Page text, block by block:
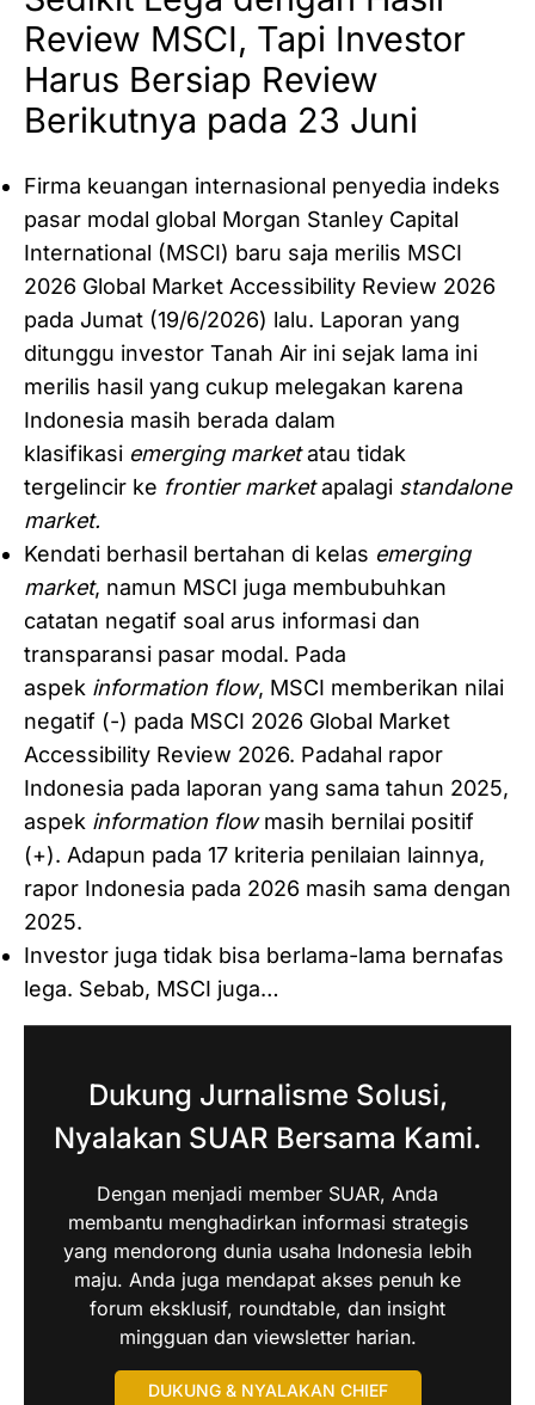
Review MSCI, Tapi Investor
Harus Bersiap Review
Berikutnya pada 23 Juni
Firma keuangan internasional penyedia indeks
pasar modal global Morgan Stanley Capital
International (MSCI) baru saja merilis MSCI
2026 Global Market Accessibility Review 2026
pada Jumat (19/6/2026) lalu. Laporan yang
ditunggu investor Tanah Air ini sejak lama ini
merilis hasil yang cukup melegakan karena
Indonesia masih berada dalam
klasifikasi emerging marketatau tidak
tergelincir ke frontier marketapalagi standalone
market.
Kendati berhasil bertahan di kelas emerging
market, namun MSCI juga membubuhkan
catatan negatif soal arus informasi dan
transparansi pasar modal. Pada
aspek information flow, MSCI memberikan nilai
negatif (-) pada MSCI 2026 Global Market
Accessibility Review 2026. Padahal rapor
Indonesia pada laporan yang sama tahun 2025,
aspek information flowmasih bernilai positif
(+). Adapun pada 17 kriteria penilaian lainnya,
rapor Indonesia pada 2026 masih sama dengan
2025.
Investor juga tidak bisa berlama-lama bernafas
lega. Sebab, MSCI juga…
Dukung Jurnalisme Solusi,
Nyalakan SUAR Bersama Kami.
Dengan menjadi member SUAR, Anda
membantu menghadirkan informasi strategis
yang mendorong dunia usaha Indonesia lebih
maju. Anda juga mendapat akses penuh ke
forum eksklusif, roundtable, dan insight
mingguan dan viewsletter harian.
DUKUNG & NYALAKAN CHIEF